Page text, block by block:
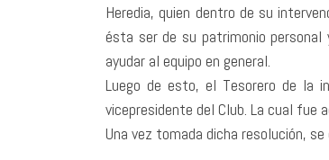
Heredia, quien dentro de su
ésta ser de su patrimonio personal
ayudar al equipo en general.
Luego de esto, el Tesorero de la
vicepresidente del Club. La cual fue
Una vez tomada dicha resolución,